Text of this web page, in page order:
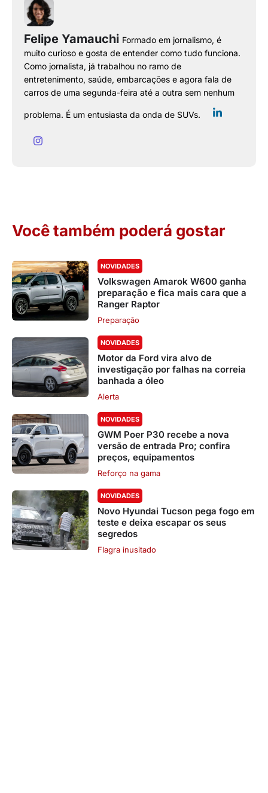
Felipe Yamauchi Formado em jornalismo, é
muito curioso e gosta de entender como tudo funciona.
Como jornalista, já trabalhou no ramo de
entretenimento, saúde, embarcações e agora fala de
carros de uma segunda-feira até a outra sem nenhum
problema. É um entusiasta da onda de SUVs.
Você também poderá gostar
NOVIDADES
Volkswagen Amarok W600 ganha
preparação e fica mais cara que a
Ranger Raptor
Preparação
NOVIDADES
Motor da Ford vira alvo de
investigação por falhas na correia
banhada a óleo
Alerta
NOVIDADES
GWM Poer P30 recebe a nova
versão de entrada Pro; confira
preços, equipamentos
Reforço na gama
NOVIDADES
Novo Hyundai Tucson pega fogo em
teste e deixa escapar os seus
segredos
Flagra inusitado